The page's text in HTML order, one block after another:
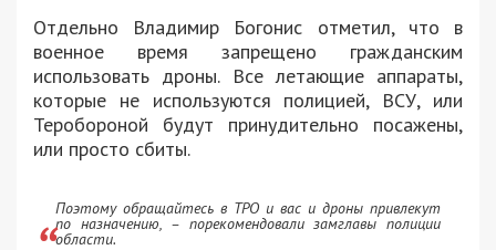
Отдельно Владимир Богонис отметил, что в
военное время запрещено гражданским
использовать дроны. Все летающие аппараты,
которые не используются полицией, ВСУ, или
Теробороной будут принудительно посажены,
или просто сбиты.
Поэтому обращайтесь в ТРО и вас и дроны привлекут
по назначению, – порекомендовали замглавы полиции
области.